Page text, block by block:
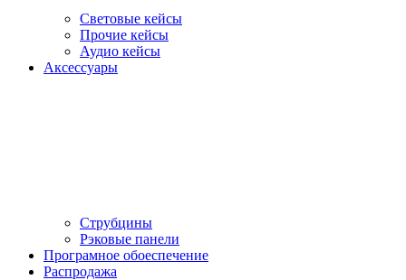
Световые кейсы
Прочие кейсы
Аудио кейсы
Аксессуары
Струбцины
Рэковые панели
Програмное обоеспечение
Распродажа